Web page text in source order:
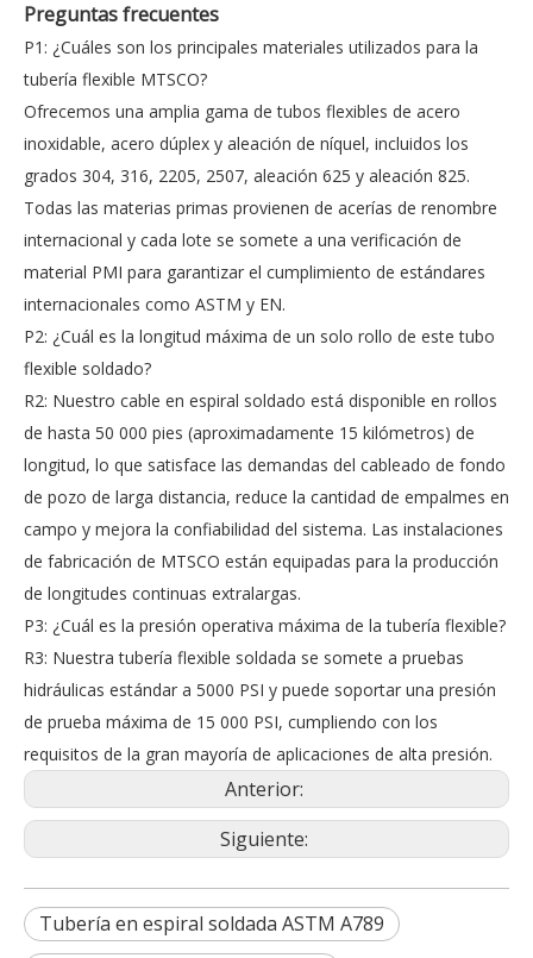
Preguntas frecuentes
P1: ¿Cuáles son los principales materiales utilizados para la
tubería flexible MTSCO?
Ofrecemos una amplia gama de tubos flexibles de acero
inoxidable, acero dúplex y aleación de níquel, incluidos los
grados 304, 316, 2205, 2507, aleación 625 y aleación 825.
Todas las materias primas provienen de acerías de renombre
internacional y cada lote se somete a una verificación de
material PMI para garantizar el cumplimiento de estándares
internacionales como ASTM y EN.
P2: ¿Cuál es la longitud máxima de un solo rollo de este tubo
flexible soldado?
R2: Nuestro cable en espiral soldado está disponible en rollos
de hasta 50 000 pies (aproximadamente 15 kilómetros) de
longitud, lo que satisface las demandas del cableado de fondo
de pozo de larga distancia, reduce la cantidad de empalmes en
campo y mejora la confiabilidad del sistema. Las instalaciones
de fabricación de MTSCO están equipadas para la producción
de longitudes continuas extralargas.
P3: ¿Cuál es la presión operativa máxima de la tubería flexible?
R3: Nuestra tubería flexible soldada se somete a pruebas
hidráulicas estándar a 5000 PSI y puede soportar una presión
de prueba máxima de 15 000 PSI, cumpliendo con los
requisitos de la gran mayoría de aplicaciones de alta presión.
Anterior:
Siguiente:
Tubería en espiral soldada ASTM A789